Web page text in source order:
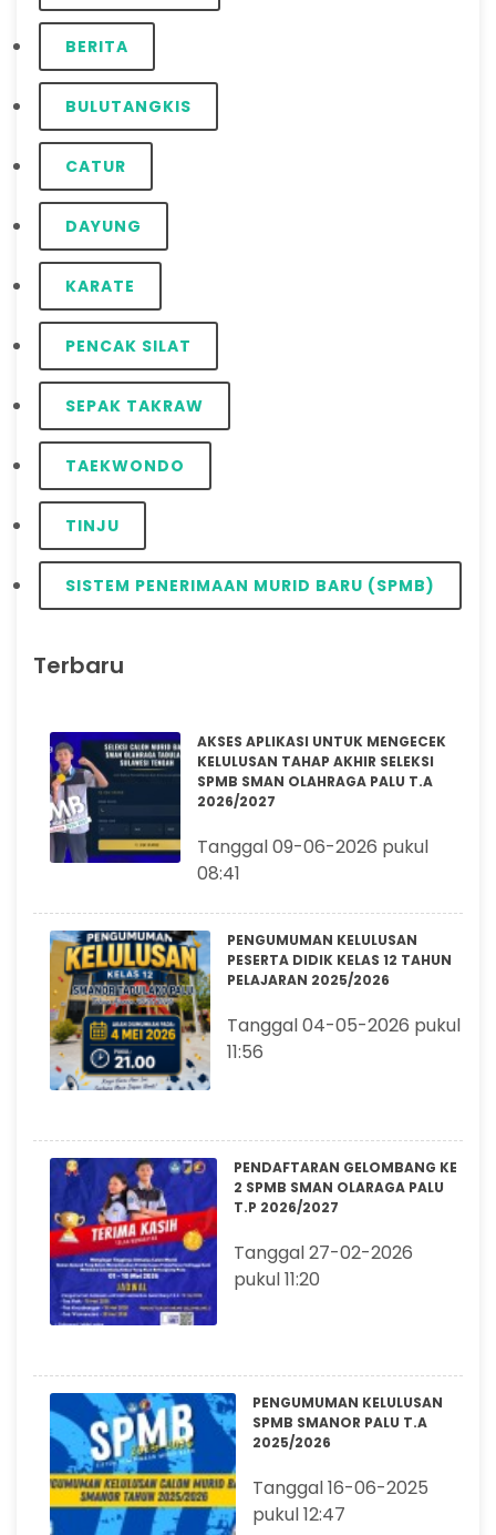
BERITA
BULUTANGKIS
CATUR
DAYUNG
KARATE
PENCAK SILAT
SEPAK TAKRAW
TAEKWONDO
TINJU
SISTEM PENERIMAAN MURID BARU (SPMB)
Terbaru
AKSES APLIKASI UNTUK MENGECEK
KELULUSAN TAHAP AKHIR SELEKSI
SPMB SMAN OLAHRAGA PALU T.A
2026/2027
Tanggal 09-06-2026 pukul
08:41
PENGUMUMAN KELULUSAN
PESERTA DIDIK KELAS 12 TAHUN
PELAJARAN 2025/2026
Tanggal 04-05-2026 pukul
11:56
PENDAFTARAN GELOMBANG KE
2 SPMB SMAN OLARAGA PALU
T.P 2026/2027
Tanggal 27-02-2026
pukul 11:20
PENGUMUMAN KELULUSAN
SPMB SMANOR PALU T.A
2025/2026
Tanggal 16-06-2025
pukul 12:47